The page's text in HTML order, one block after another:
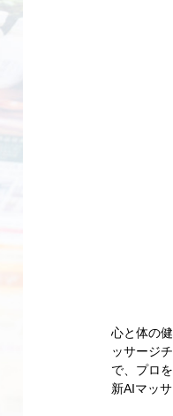
心と体の
ッサージ
で、プロ
新AIマッ